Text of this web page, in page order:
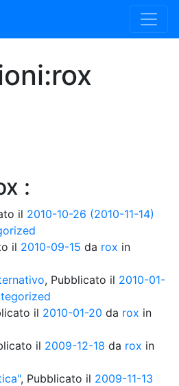
:
il 2010-10-26 (2010-11-14)
il 2010-09-15 da rox in
, Pubblicato il 2010-01-
il 2010-01-20 da rox in
il 2009-12-18 da rox in
, Pubblicato il 2009-11-13